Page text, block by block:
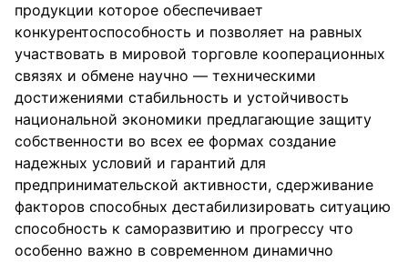
продукции которое обеспечивает
конкурентоспособность и позволяет на равных
участвовать в мировой торговле кооперационных
связях и обмене научно — техническими
достижениями стабильность и устойчивость
национальной экономики предлагающие защиту
собственности во всех ее формах создание
надежных условий и гарантий для
предпринимательской активности, сдерживание
факторов способных дестабилизировать ситуацию
способность к саморазвитию и прогрессу что
особенно важно в современном динамично